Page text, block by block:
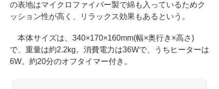
の表地はマイクロファイバー製で綿も入っているためク
ッション性が高く、リラックス効果もあるという。
本体サイズは、340×170×160mm(幅×奥行き×高さ)
で、重量は約2.2kg。消費電力は36Wで、うちヒーターは
6W。約20分のオフタイマー付き。